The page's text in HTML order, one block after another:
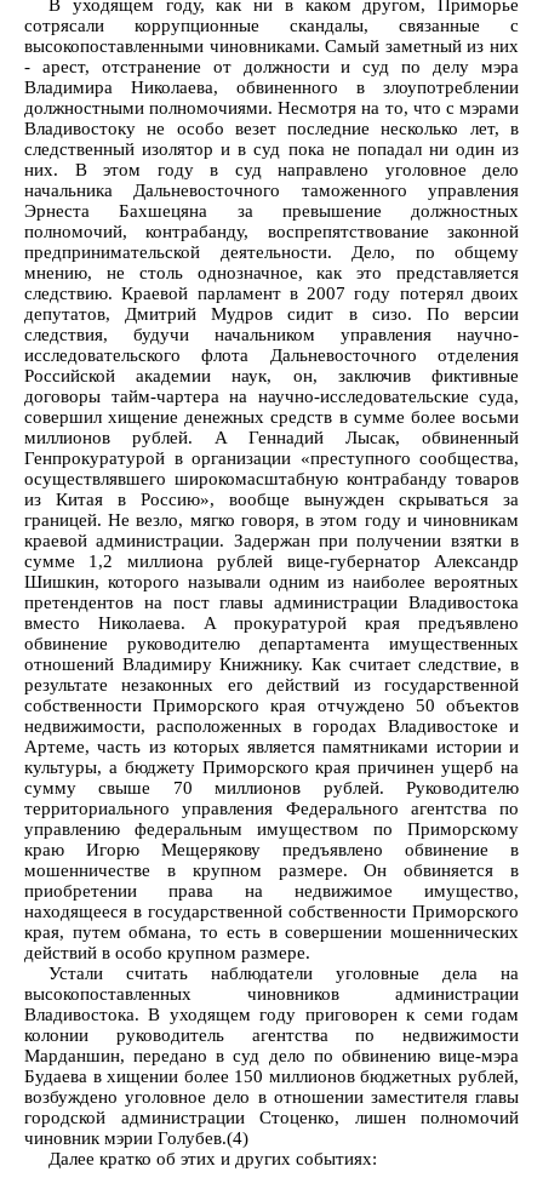
В уходящем году, как ни в каком другом, Приморье
сотрясали коррупционные скандалы, связанные с
высокопоставленными чиновниками. Самый заметный из них
- арест, отстранение от должности и суд по делу мэра
Владимира Николаева, обвиненного в злоупотреблении
должностными полномочиями. Несмотря на то, что с мэрами
Владивостоку не особо везет последние несколько лет, в
следственный изолятор и в суд пока не попадал ни один из
них. В этом году в суд направлено уголовное дело
начальника Дальневосточного таможенного управления
Эрнеста Бахшецяна за превышение должностных
полномочий, контрабанду, воспрепятствование законной
предпринимательской деятельности. Дело, по общему
мнению, не столь однозначное, как это представляется
следствию. Краевой парламент в 2007 году потерял двоих
депутатов, Дмитрий Мудров сидит в сизо. По версии
следствия, будучи начальником управления научно-
исследовательского флота Дальневосточного отделения
Российской академии наук, он, заключив фиктивные
договоры тайм-чартера на научно-исследовательские суда,
совершил хищение денежных средств в сумме более восьми
миллионов рублей. А Геннадий Лысак, обвиненный
Генпрокуратурой в организации «преступного сообщества,
осуществлявшего широкомасштабную контрабанду товаров
из Китая в Россию», вообще вынужден скрываться за
границей. Не везло, мягко говоря, в этом году и чиновникам
краевой администрации. Задержан при получении взятки в
сумме 1,2 миллиона рублей вице-губернатор Александр
Шишкин, которого называли одним из наиболее вероятных
претендентов на пост главы администрации Владивостока
вместо Николаева. А прокуратурой края предъявлено
обвинение руководителю департамента имущественных
отношений Владимиру Книжнику. Как считает следствие, в
результате незаконных его действий из государственной
собственности Приморского края отчуждено 50 объектов
недвижимости, расположенных в городах Владивостоке и
Артеме, часть из которых является памятниками истории и
культуры, а бюджету Приморского края причинен ущерб на
сумму свыше 70 миллионов рублей. Руководителю
территориального управления Федерального агентства по
управлению федеральным имуществом по Приморскому
краю Игорю Мещерякову предъявлено обвинение в
мошенничестве в крупном размере. Он обвиняется в
приобретении права на недвижимое имущество,
находящееся в государственной собственности Приморского
края, путем обмана, то есть в совершении мошеннических
действий в особо крупном размере.
Устали считать наблюдатели уголовные дела на
высокопоставленных чиновников администрации
Владивостока. В уходящем году приговорен к семи годам
колонии руководитель агентства по недвижимости
Марданшин, передано в суд дело по обвинению вице-мэра
Будаева в хищении более 150 миллионов бюджетных рублей,
возбуждено уголовное дело в отношении заместителя главы
городской администрации Стоценко, лишен полномочий
чиновник мэрии Голубев.(4)
Далее кратко об этих и других событиях: